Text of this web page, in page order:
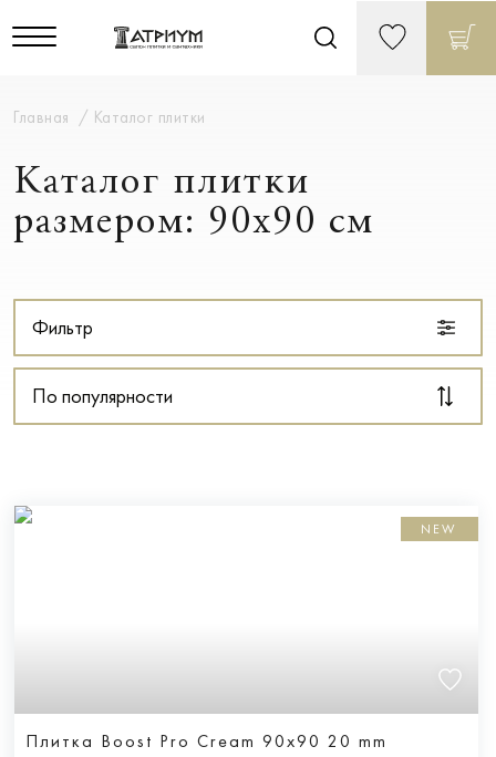
Главная Каталог плитки
Каталог плитки
размером: 90x90 см
Фильтр
По популярности
NEW
Плитка Boost Pro Cream 90x90 20 mm